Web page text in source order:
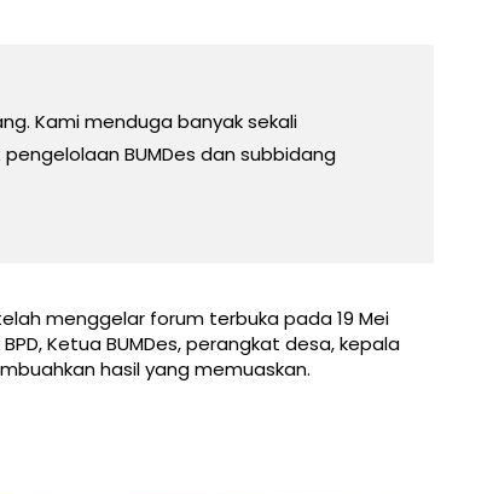
Kami menduga banyak sekali
BUMDes dan subbidang
menggelar forum terbuka pada 19 Mei
Ketua BUMDes, perangkat desa, kepala
hasil yang memuaskan.